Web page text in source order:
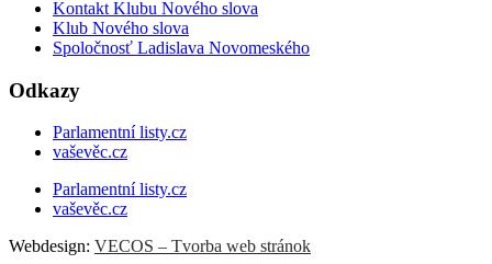
Kontakt Klubu Nového slova
Klub Nového slova
Spoločnosť Ladislava Novomeského
Odkazy
Parlamentní listy.cz
vaševěc.cz
Parlamentní listy.cz
vaševěc.cz
Webdesign: VECOS – Tvorba web stránok